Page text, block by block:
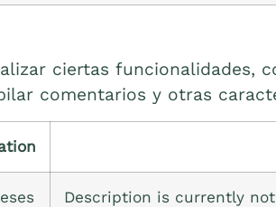
ciertas funcionalidades,
comentarios y otras
Description is currently